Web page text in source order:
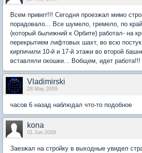
Всем привет!!! Сегодня проезжал мимо
порадовало... Все шумело, гремело, по
(который былижний к Орбите) работал- на
перекрытием лифтовых шахт, во всю
кирпичили 10-й и 17-й этажи во второй
вставляли окошки... Вобщем, идет работа!!!
Vladimirski
28 May 2009
часов 6 назад наблюдал что-то подобное
kona
01 Jun 2009
Заезжал на стройку в выходные увидел